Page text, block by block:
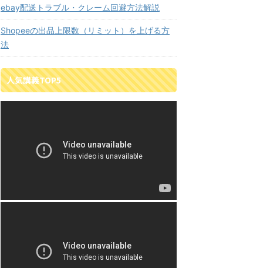
ebay配送トラブル・クレーム回避方法解説
Shopeeの出品上限数（リミット）を上げる方
法
人気講義TOP5